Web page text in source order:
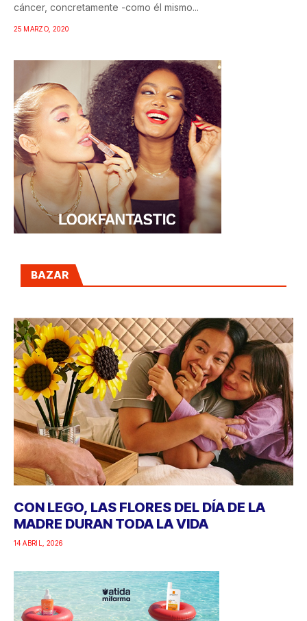
cáncer, concretamente -como él mismo...
25 MARZO, 2020
BAZAR
CON LEGO, LAS FLORES DEL DÍA DE LA
MADRE DURAN TODA LA VIDA
14 ABRIL, 2026